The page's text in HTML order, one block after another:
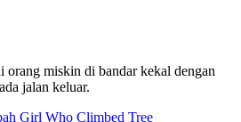
orang miskin di bandar kekal dengan
jalan keluar.